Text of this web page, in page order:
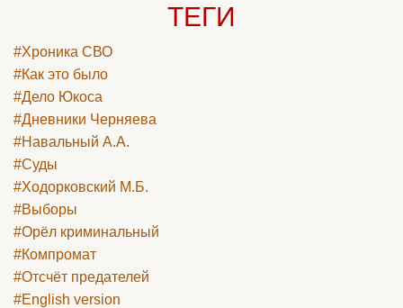
ТЕГИ
#Хроника СВО
#Как это было
#Дело Юкоса
#Дневники Черняева
#Навальный А.А.
#Суды
#Ходорковский М.Б.
#Выборы
#Орёл криминальный
#Компромат
#Отсчёт предателей
#English version